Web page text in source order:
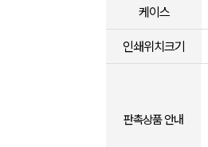
케이스
인쇄위치크기
판촉상품 안내